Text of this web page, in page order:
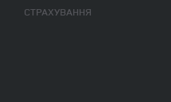
СТРАХУВАННЯ